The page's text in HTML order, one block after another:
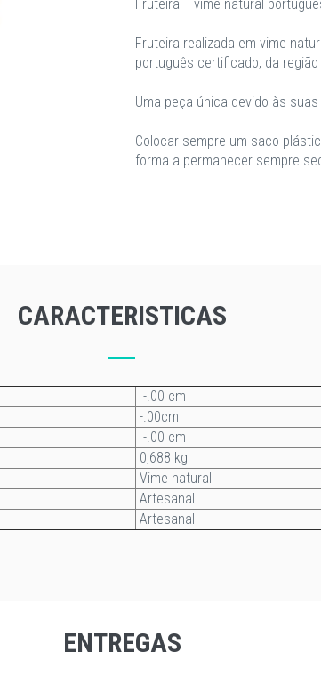
Fruteira - vime natural
Fruteira realizada em vime
português certificado, da
Uma peça única devido às
Colocar sempre um saco
forma a permanecer sempre
CARACTERISTICAS
-.00 cm
-.00cm
-.00 cm
0,688 kg
Vime natural
Artesanal
Artesanal
ENTREGAS